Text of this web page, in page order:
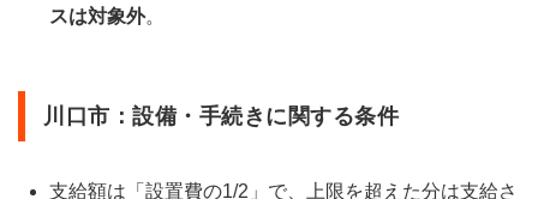
スは対象外。
川口市：設備・手続きに関する条件
支給額は「設置費の1/2」で、上限を超えた分は支給さ